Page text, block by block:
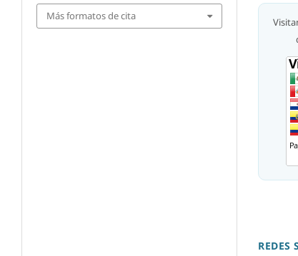
Más formatos de cita
REDES